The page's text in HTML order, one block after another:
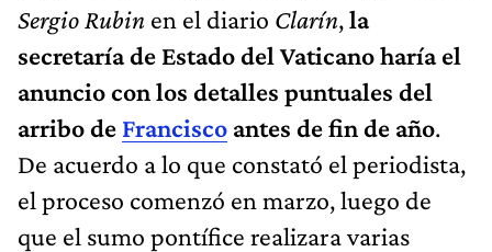
Sergio Rubin en el diario Clarín,la
secretaría de Estado del Vaticano haría el
anuncio con los detalles puntuales del
arribo de Francisco antes de fin de año.
De acuerdo a lo que constató el periodista,
el proceso comenzó en marzo, luego de
que el sumo pontífice realizara varias